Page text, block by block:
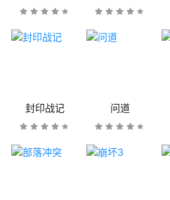
封印战记 问道